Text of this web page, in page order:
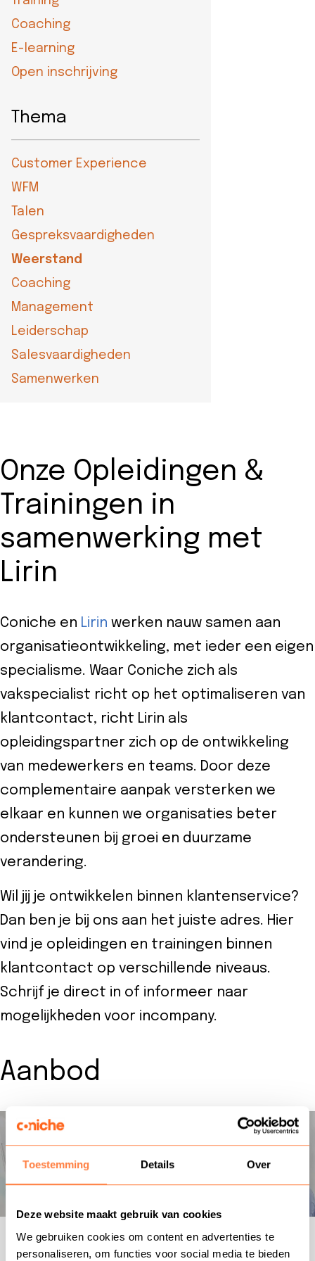
Toestemming Details Over
Deze website maakt gebruik van cookies
We gebruiken cookies om content en advertenties te
personaliseren, om functies voor social media te bieden
Contact
Onze Opleidingen &
Trainingen in
samenwerking met
Lirin
Coniche en Lirin werken nauw samen aan
organisatieontwikkeling, met ieder een eigen
specialisme. Waar Coniche zich als
vakspecialist richt op het optimaliseren van
klantcontact, richt Lirin als
opleidingspartner zich op de ontwikkeling
van medewerkers en teams. Door deze
complementaire aanpak versterken we
elkaar en kunnen we organisaties beter
ondersteunen bij groei en duurzame
verandering.
Wil jij je ontwikkelen binnen klantenservice?
Dan ben je bij ons aan het juiste adres. Hier
vind je opleidingen en trainingen binnen
klantcontact op verschillende niveaus.
Schrijf je direct in of informeer naar
mogelijkheden voor incompany.
Aanbod
Training: Omgaan met weerstand &
weerbaarheid
Training
2 dagen |
Coaching
E-learning
Open inschrijving
Thema
Customer Experience
WFM
Talen
Gespreksvaardigheden
Weerstand
Coaching
Management
Leiderschap
Salesvaardigheden
Samenwerken